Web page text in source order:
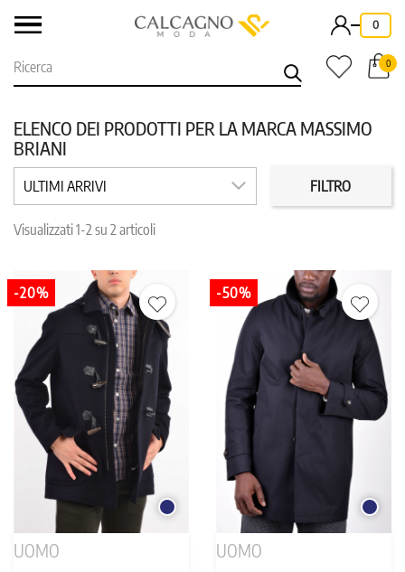
- 0
0
ELENCO DEI PRODOTTI PER LA MARCA MASSIMO
BRIANI
CATEGORIE PREZZO
COLORE
REPARTO IN PROMO
ULTIMI ARRIVI FILTRO
Visualizzati 1-2 su 2 articoli
BLU
UOMO
-20%
BLU
UOMO
-50%